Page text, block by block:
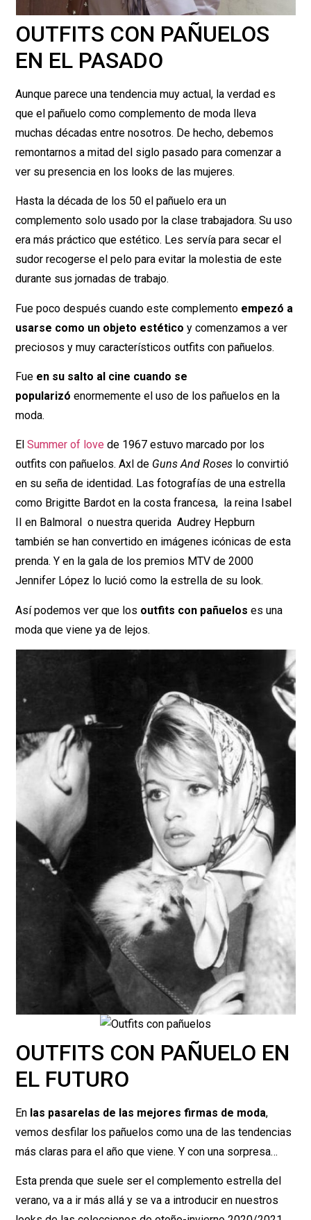
OUTFITS CON PAÑUELOS
EN EL PASADO
Aunque parece una tendencia muy actual, la verdad es
que el pañuelo como complemento de moda lleva
muchas décadas entre nosotros. De hecho, debemos
remontarnos a mitad del siglo pasado para comenzar a
ver su presencia en los looks de las mujeres.
Hasta la década de los 50 el pañuelo era un
complemento solo usado por la clase trabajadora. Su uso
era más práctico que estético. Les servía para secar el
sudor recogerse el pelo para evitar la molestia de este
durante sus jornadas de trabajo.
Fue poco después cuando este complemento empezó a
usarse como un objeto estéticoy comenzamos a ver
preciosos y muy característicos outfits con pañuelos.
Fue en su salto al cine cuando se
popularizóenormemente el uso de los pañuelos en la
moda.
ElSummer of love de 1967 estuvo marcado por los
outfits con pañuelos. Axl de Guns And Roses lo convirtió
en su seña de identidad. Las fotografías de una estrella
como Brigitte Bardot en la costa francesa, la reina Isabel
II en Balmoral o nuestra querida Audrey Hepburn
también se han convertido en imágenes icónicas de esta
prenda. Y en la gala de los premios MTV de 2000
Jennifer López lo lució como la estrella de su look.
Así podemos ver que los outfits con pañuelos es una
moda que viene ya de lejos.
OUTFITS CON PAÑUELO EN
EL FUTURO
En las pasarelas de las mejores firmas de moda,
vemos desfilar los pañuelos como una de las tendencias
más claras para el año que viene. Y con una sorpresa…
Esta prenda que suele ser el complemento estrella del
verano, va a ir más allá y se va a introducir en nuestros